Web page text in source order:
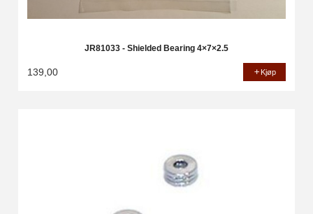
JR81033 - Shielded Bearing 4×7×2.5
139,00 Kjøp